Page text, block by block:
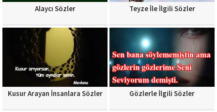
Alaycı Sözler Teyze İle İlgili Sözler
Kusur Arayan İnsanlara Sözler Gözlerle İlgili Sözler